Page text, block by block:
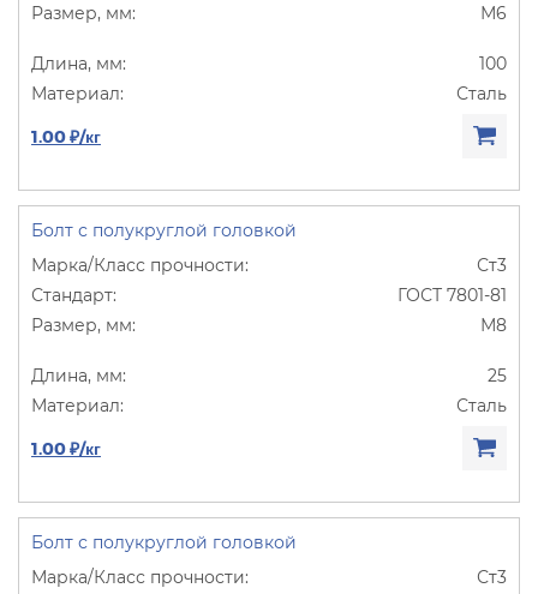
М6
100
Сталь
1.00 ₽/кг
Болт с полукруглой головкой
Ст3
ГОСТ 7801-81
М8
25
Сталь
1.00 ₽/кг
Болт с полукруглой головкой
Ст3